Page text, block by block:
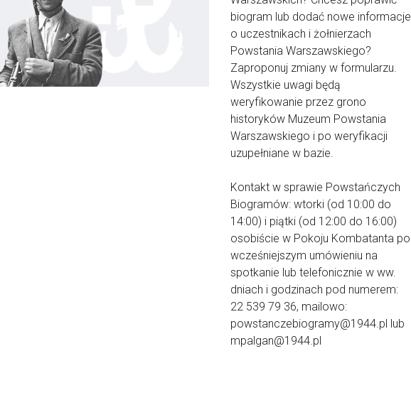
biogram lub dodać nowe informacje
o uczestnikach i żołnierzach
Powstania Warszawskiego?
Zaproponuj zmiany w formularzu.
Wszystkie uwagi będą
weryfikowanie przez grono
historyków Muzeum Powstania
Warszawskiego i po weryfikacji
uzupełniane w bazie.
Kontakt w sprawie Powstańczych
Biogramów: wtorki (od 10:00 do
14:00) i piątki (od 12:00 do 16:00)
osobiście w Pokoju Kombatanta po
wcześniejszym umówieniu na
spotkanie lub telefonicznie w ww.
dniach i godzinach pod numerem:
22 539 79 36, mailowo:
powstanczebiogramy@1944.pl lub
mpalgan@1944.pl